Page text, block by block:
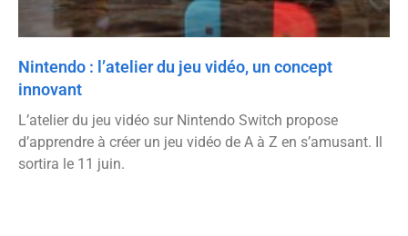
Nintendo : l’atelier du jeu vidéo, un concept
innovant
L’atelier du jeu vidéo sur Nintendo Switch propose
d’apprendre à créer un jeu vidéo de A à Z en s’amusant. Il
sortira le 11 juin.